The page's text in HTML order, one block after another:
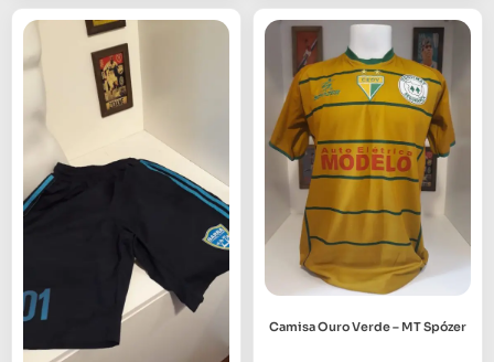
Camisa Ouro Verde – MT Spózer